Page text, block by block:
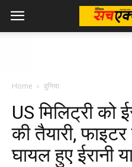
Home दुनिया
US मिलिट्री को
की तैयारी,
घायल हुए ईरानी